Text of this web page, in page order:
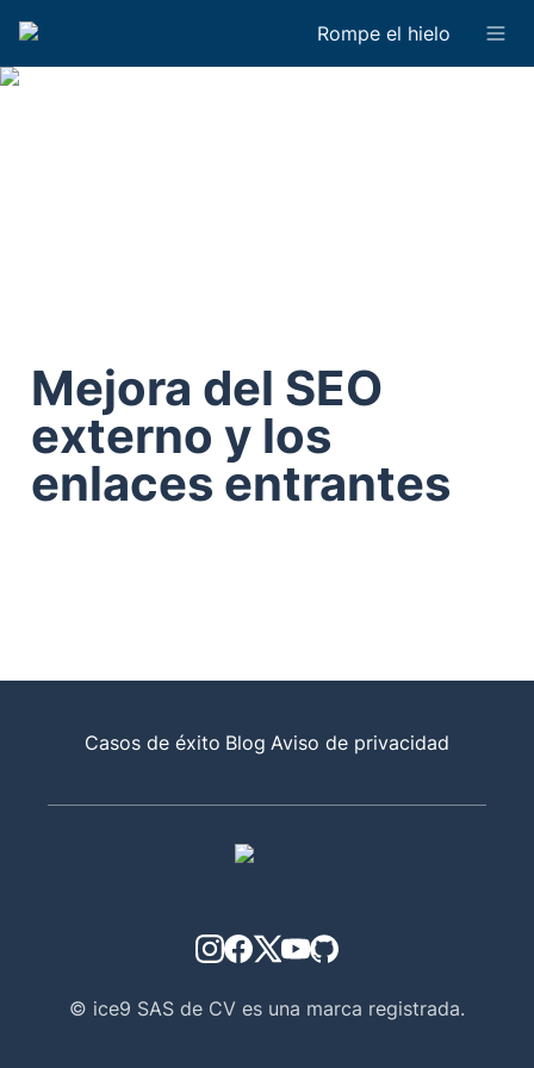
Rompe el hielo
Mejora del SEO
externo y los
enlaces entrantes
Casos de éxito Blog Aviso de privacidad
© ice9 SAS de CV es una marca registrada.